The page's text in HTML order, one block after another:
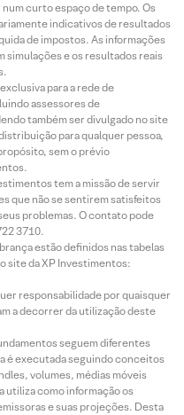
curto espaço de tempo. Os
indicativos de resultados
de impostos. As informações
simulações e os resultados reais
para a rede de
assessores de
também ser divulgado no site
para qualquer pessoa,
sem o prévio
tem a missão de servir
que não se sentirem satisfeitos
problemas. O contato pode
3710.
estão definidos nas tabelas
site da XP Investimentos:
responsabilidade por quaisquer
a decorrer da utilização deste
seguem diferentes
é executada seguindo conceitos
volumes, médias móveis
utiliza como informação os
e suas projeções. Desta